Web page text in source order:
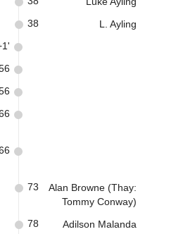
L. Ayling
38
Alan Browne (Thay:
Tommy Conway)
73
Adilson Malanda
78